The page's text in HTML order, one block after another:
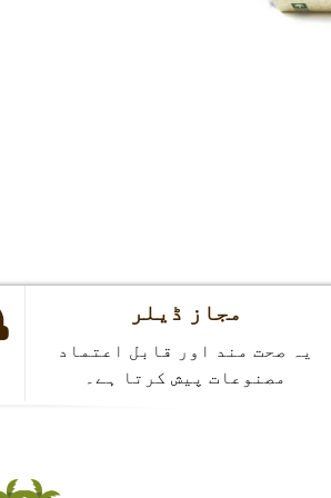
مجاز ڈیلر
یہ صحت مند اور قابل اعتماد
مصنوعات پیش کرتا ہے۔